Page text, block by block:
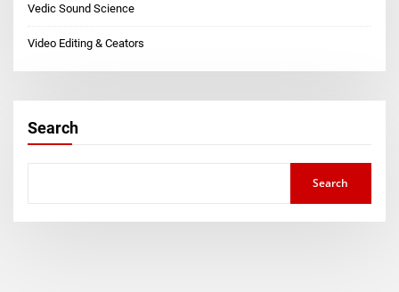
Vedic Sound Science
Video Editing & Ceators
Search
Search